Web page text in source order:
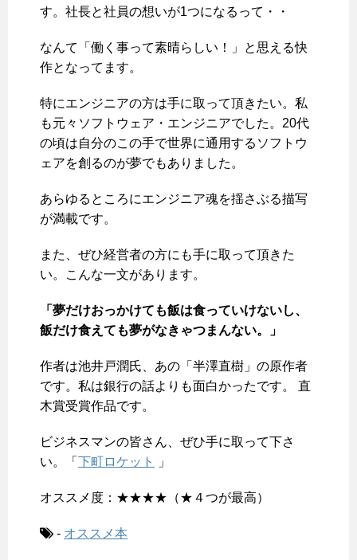
す。社長と社員の想いが1つになるって・・
なんて「働く事って素晴らしい！」と思える快
作となってます。
特にエンジニアの方は手に取って頂きたい。私
も元々ソフトウェア・エンジニアでした。20代
の頃は自分のこの手で世界に通用するソフトウ
ェアを創るのが夢でもありました。
あらゆるところにエンジニア魂を揺さぶる描写
が満載です。
また、ぜひ経営者の方にも手に取って頂きた
い。こんな一文があります。
「夢だけおっかけても飯は食っていけないし、
飯だけ食えても夢がなきゃつまんない。」
作者は池井戸潤氏、あの「半澤直樹」の原作者
です。私は銀行の話よりも面白かったです。 直
木賞受賞作品です。
ビジネスマンの皆さん、ぜひ手に取って下さ
い。「 下町ロケット 」
オススメ度：★★★★（★４つが最高）
- オススメ本